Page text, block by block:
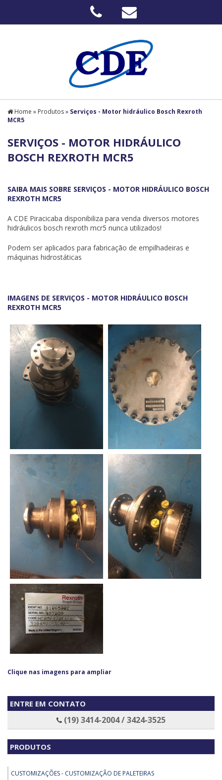
Home » Produtos» Serviços - Motor hidráulico Bosch Rexroth
MCR5
SERVIÇOS - MOTOR HIDRÁULICO
BOSCH REXROTH MCR5
SAIBA MAIS SOBRE SERVIÇOS - MOTOR HIDRÁULICO BOSCH
REXROTH MCR5
A CDE Piracicaba disponibiliza para venda diversos motores
hidráulicos bosch rexroth mcr5 nunca utilizados!
Podem ser aplicados para fabricação de empilhadeiras e
máquinas hidrostáticas
IMAGENS DE SERVIÇOS - MOTOR HIDRÁULICO BOSCH
REXROTH MCR5
Clique nas imagens para ampliar
ENTRE EM CONTATO
(19) 3414-2004 / 3424-3525
PRODUTOS
CUSTOMIZAÇÕES - CUSTOMIZAÇÃO DE PALETEIRAS